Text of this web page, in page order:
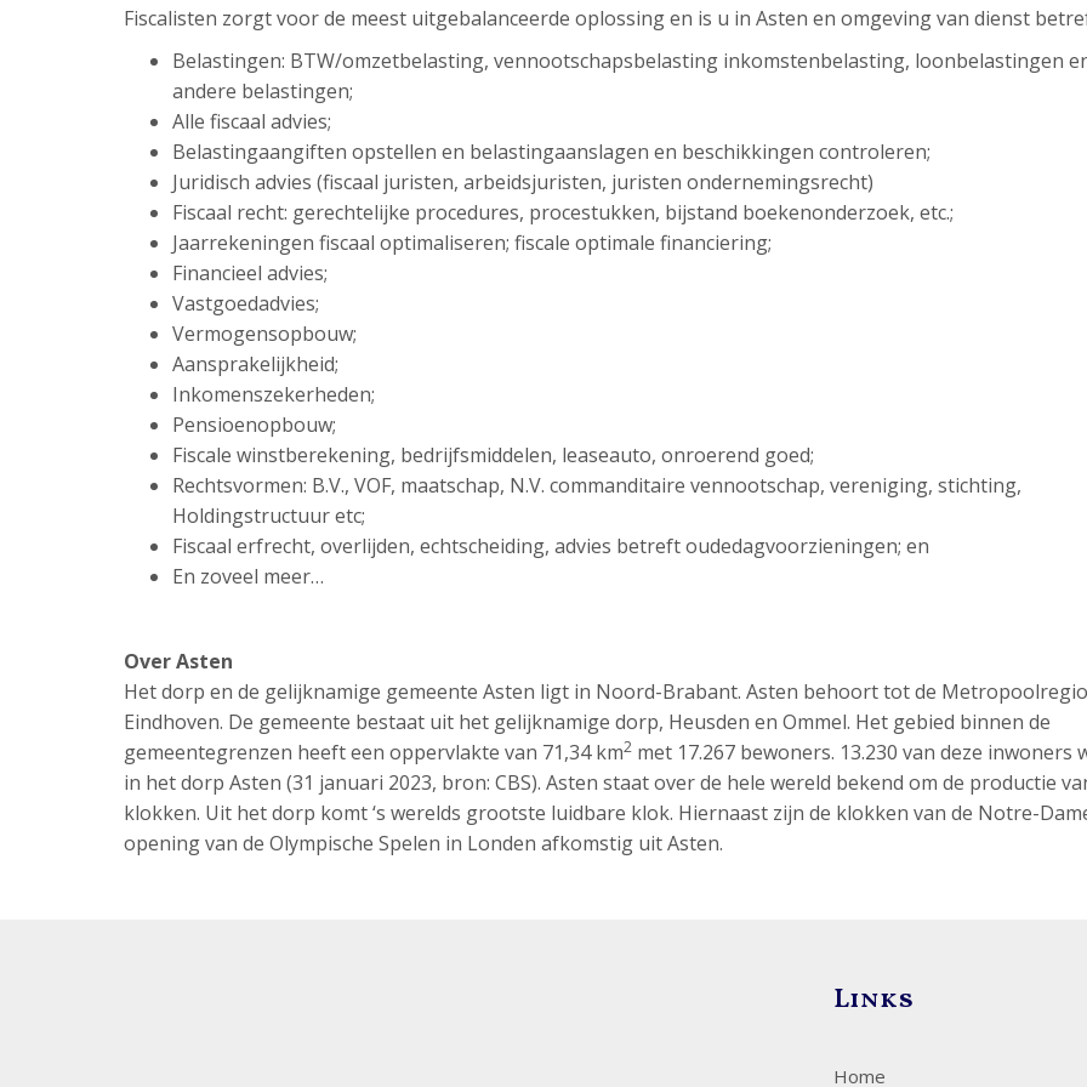
Fiscalisten zorgt voor de meest uitgebalanceerde oplossing en is u in Asten en omgeving van dienst
Belastingen: BTW/omzetbelasting, vennootschapsbelasting inkomstenbelasting, loonbelastingen
andere belastingen;
Alle fiscaal advies;
Belastingaangiften opstellen en belastingaanslagen en beschikkingen controleren;
Juridisch advies (fiscaal juristen, arbeidsjuristen, juristen ondernemingsrecht)
Fiscaal recht: gerechtelijke procedures, procestukken, bijstand boekenonderzoek, etc.;
Jaarrekeningen fiscaal optimaliseren; fiscale optimale financiering;
Financieel advies;
Vastgoedadvies;
Vermogensopbouw;
Aansprakelijkheid;
Inkomenszekerheden;
Pensioenopbouw;
Fiscale winstberekening, bedrijfsmiddelen, leaseauto, onroerend goed;
Rechtsvormen: B.V., VOF, maatschap, N.V. commanditaire vennootschap, vereniging, stichting,
Holdingstructuur etc;
Fiscaal erfrecht, overlijden, echtscheiding, advies betreft oudedagvoorzieningen; en
En zoveel meer…
Over Asten
Het dorp en de gelijknamige gemeente Asten ligt in Noord-Brabant. Asten behoort tot de Metropoolregio
Eindhoven. De gemeente bestaat uit het gelijknamige dorp, Heusden en Ommel. Het gebied binnen de
gemeentegrenzen heeft een oppervlakte van 71,34 km2 met 17.267 bewoners. 13.230 van deze inwoners
in het dorp Asten (31 januari 2023, bron: CBS). Asten staat over de hele wereld bekend om de productie
klokken. Uit het dorp komt ‘s werelds grootste luidbare klok. Hiernaast zijn de klokken van de Notre-
opening van de Olympische Spelen in Londen afkomstig uit Asten.
Links
Home